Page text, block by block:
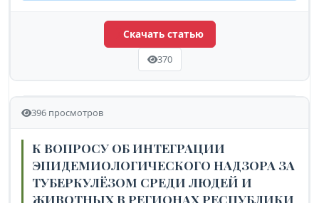
Скачать статью
370
396 просмотров
К ВОПРОСУ ОБ ИНТЕГРАЦИИ
ЭПИДЕМИОЛОГИЧЕСКОГО НАДЗОРА ЗА
ТУБЕРКУЛЁЗОМ СРЕДИ ЛЮДЕЙ И
ЖИВОТНЫХ В РЕГИОНАХ РЕСПУБЛИКИ